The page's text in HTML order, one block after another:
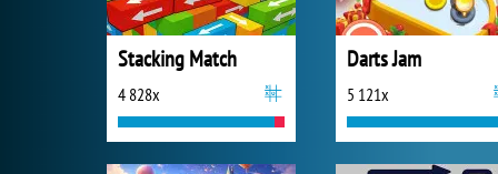
Stacking Match
4 828x
Darts Jam
5 121x